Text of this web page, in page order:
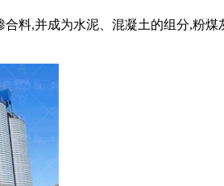
料,并成为水泥、混凝土的组分,粉